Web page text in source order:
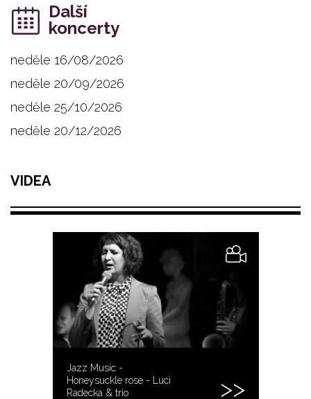
Další
koncerty
neděle 16/08/2026
neděle 20/09/2026
neděle 25/10/2026
neděle 20/12/2026
VIDEA
Jazz Music -
Honeysuckle rose - Luci
Radecka & trio